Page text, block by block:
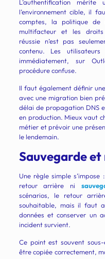
L’authentification
l’environnement cible, il
comptes, la politique de
multifacteur et les droits
réussie n’est pas
contenu. Les
immédiatement, sur
procédure confuse.
Il faut également définir
avec une migration bien
délai de propagation DNS
en production. Mieux vaut
métier et prévoir une
le lendemain.
Sauvegarde
Une règle simple
retour arrière ni
scénarios, le retour
souhaitable, mais il faut
données et conserver un
incident survient.
Ce point est souvent
être copiée correctement,